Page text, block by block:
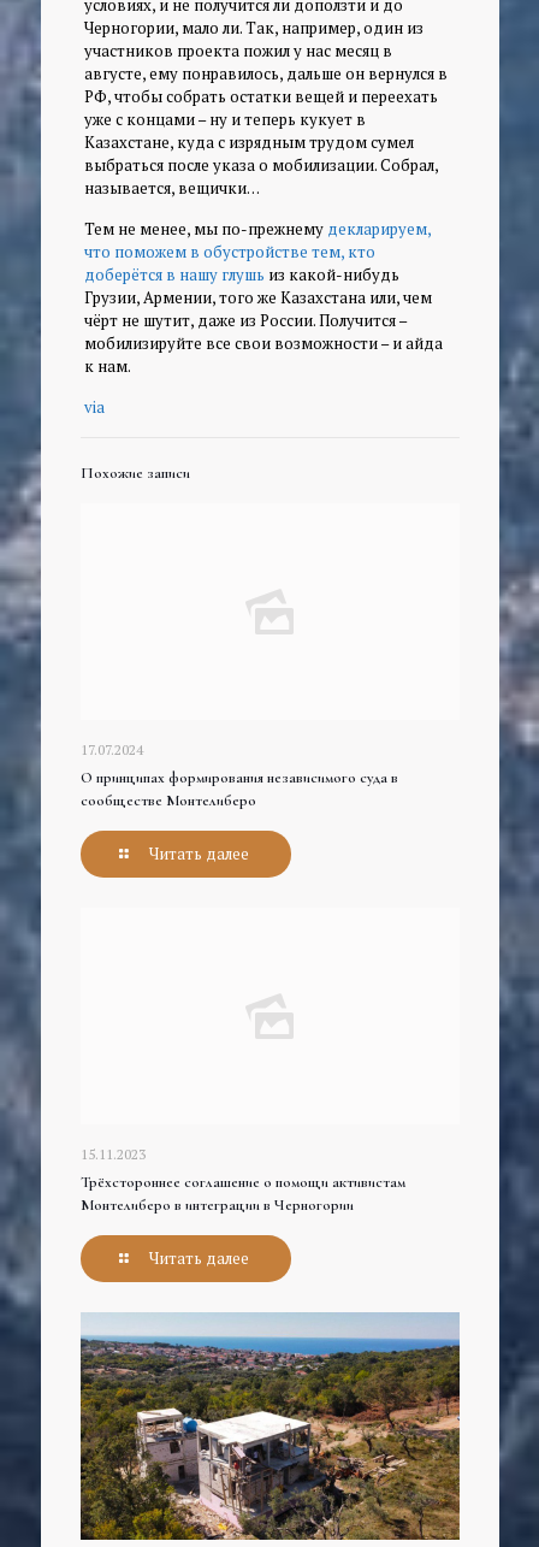
условиях, и не получится ли доползти и до
Черногории, мало ли. Так, например, один из
участников проекта пожил у нас месяц в
августе, ему понравилось, дальше он вернулся в
РФ, чтобы собрать остатки вещей и переехать
уже с концами – ну и теперь кукует в
Казахстане, куда с изрядным трудом сумел
выбраться после указа о мобилизации. Собрал,
называется, вещички…
Тем не менее, мы по-прежнему декларируем,
что поможем в обустройстве тем, кто
доберётся в нашу глушь из какой-нибудь
Грузии, Армении, того же Казахстана или, чем
чёрт не шутит, даже из России. Получится –
мобилизируйте все свои возможности – и айда
к нам.
via
Похожие записи
17.07.2024
О принципах формирования независимого суда в
сообществе Монтелиберо
Читать далее
15.11.2023
Трёхстороннее соглашение о помощи активистам
Монтелиберо в интеграции в Черногории
Читать далее